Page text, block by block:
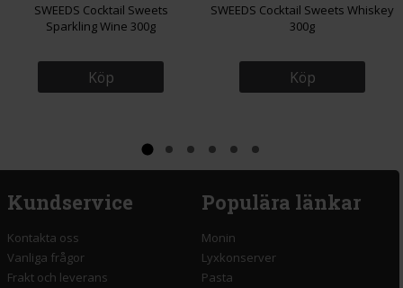
SWEEDS Cocktail Sweets
Sparkling Wine 300g
Köp
SWEEDS Cocktail Sweets Whiskey
300g
Köp
Kundservice
Kontakta oss
Vanliga frågor
Frakt och leverans
Populära länkar
Monin
Lyxkonserver
Pasta